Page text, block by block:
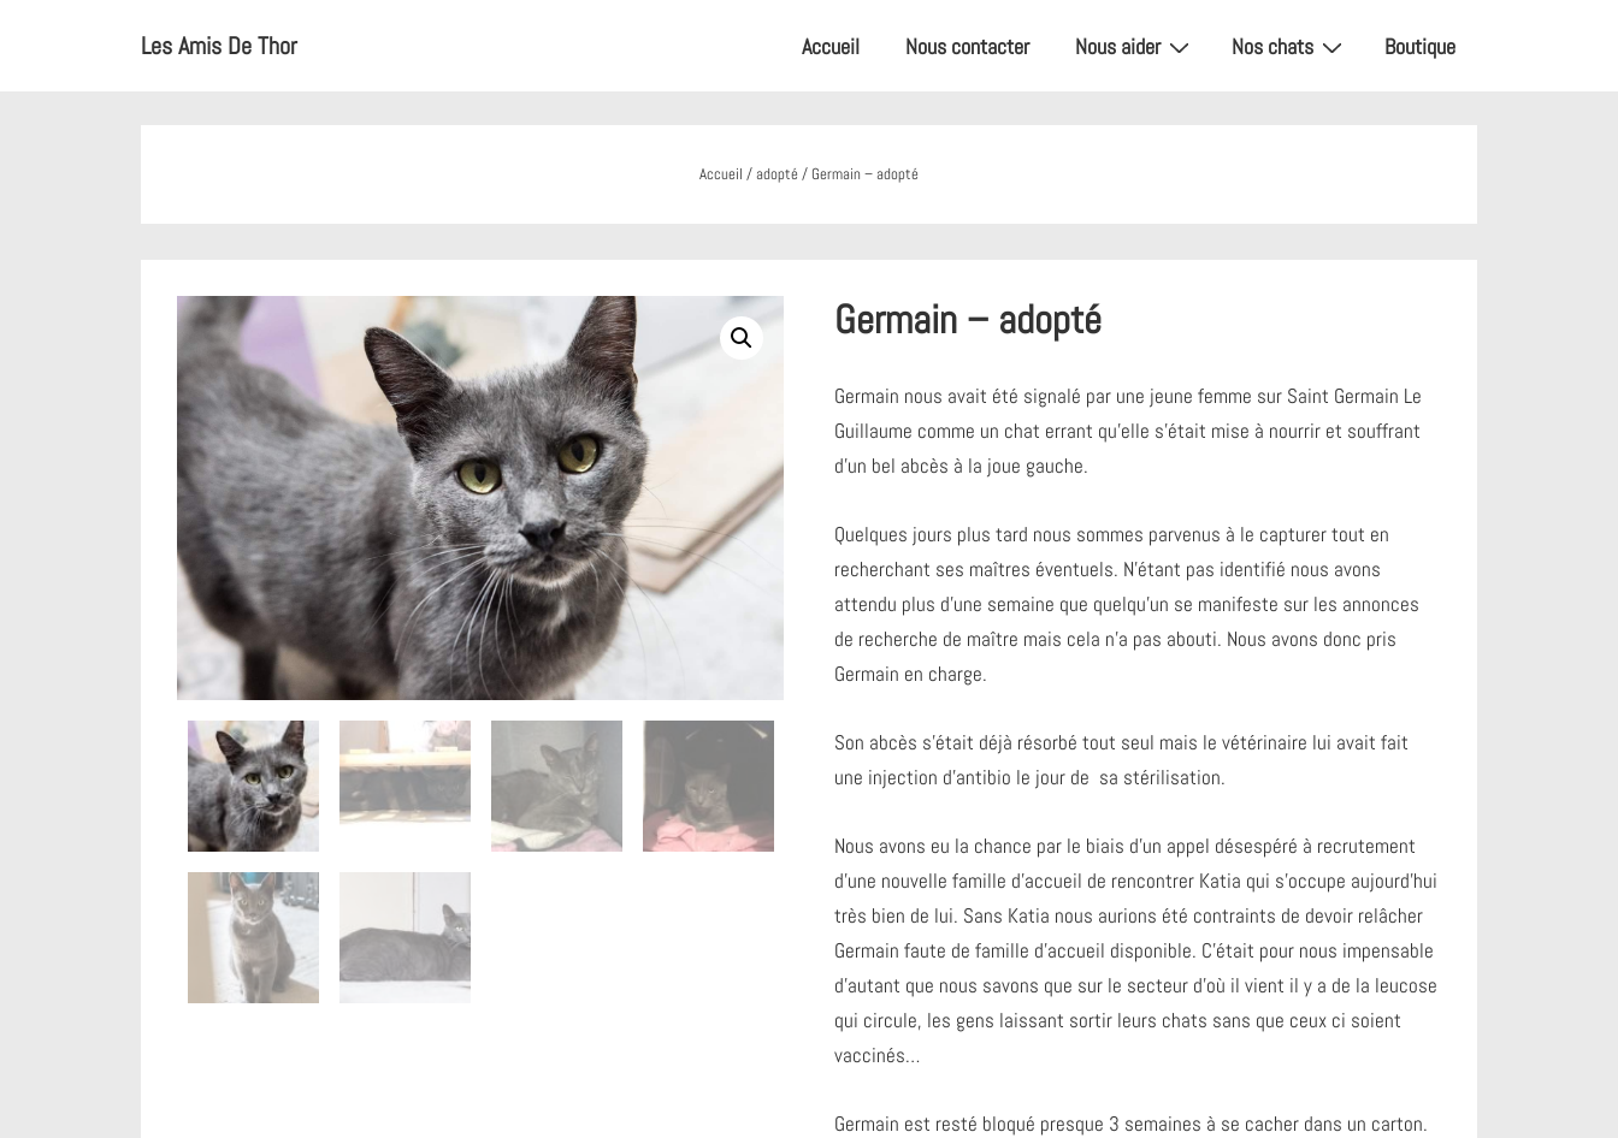
Les Amis De Thor Accueil Nous contacter Nous aider Nos chats Boutique
Accueil /adopté/ Germain – adopté
Germain – adopté
Germain nous avait été signalé par une jeune femme sur Saint Germain Le
Guillaume comme un chat errant qu’elle s’était mise à nourrir et souffrant
d’un bel abcès à la joue gauche.
Quelques jours plus tard nous sommes parvenus à le capturer tout en
recherchant ses maîtres éventuels. N’étant pas identifié nous avons
attendu plus d’une semaine que quelqu’un se manifeste sur les annonces
de recherche de maître mais cela n’a pas abouti. Nous avons donc pris
Germain en charge.
Son abcès s’était déjà résorbé tout seul mais le vétérinaire lui avait fait
une injection d’antibio le jour de sa stérilisation.
Nous avons eu la chance par le biais d’un appel désespéré à recrutement
d’une nouvelle famille d’accueil de rencontrer Katia qui s’occupe aujourd’hui
très bien de lui. Sans Katia nous aurions été contraints de devoir relâcher
Germain faute de famille d’accueil disponible. C’était pour nous impensable
d’autant que nous savons que sur le secteur d’où il vient il y a de la leucose
qui circule, les gens laissant sortir leurs chats sans que ceux ci soient
vaccinés…
Germain est resté bloqué presque 3 semaines à se cacher dans un carton.